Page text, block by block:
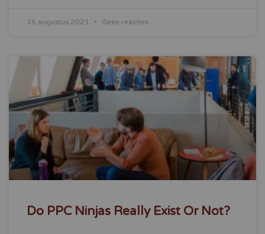
15 augustus 2021 Geen reacties
Do PPC Ninjas Really Exist Or Not?